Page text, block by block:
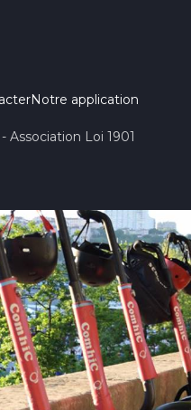
Notre application
Association Loi 1901